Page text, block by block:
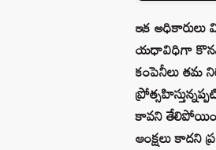
ఇక అధికారులు
యధావిధిగా
కంపెనీలు తమ
కావని తేలిపోయింది.
ఆంక్షలు కాదని